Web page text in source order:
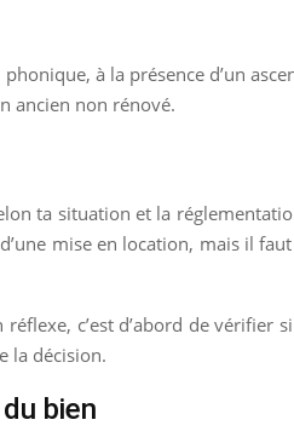
à la présence d’un
ancien non rénové.
ta situation et la
mise en location, mais il
c’est d’abord de
la décision.
bien